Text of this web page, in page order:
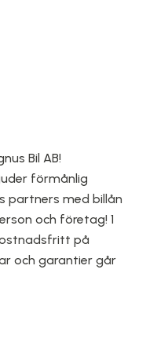
Bil AB!
förmånlig
partners med billån
och företag! 1
på
och garantier går